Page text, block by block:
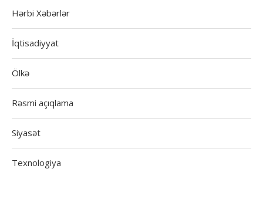
Hərbi Xəbərlər
İqtisadiyyat
Ölkə
Rəsmi açıqlama
Siyasət
Texnologiya